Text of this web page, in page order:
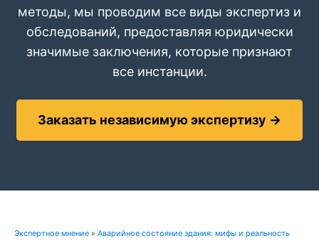
методы, мы проводим все виды экспертиз и
обследований, предоставляя юридически
значимые заключения, которые признают
все инстанции.
Заказать независимую экспертизу →
Экспертное мнение » Аварийное состояние здания: мифы и реальность